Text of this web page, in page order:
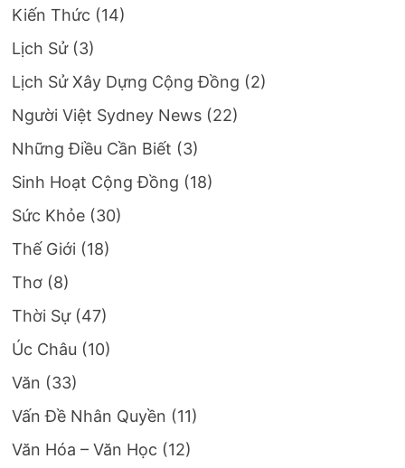
Kiến Thức (14)
Lịch Sử(3)
Lịch Sử Xây Dựng Cộng Đồng (2)
Người Việt Sydney News (22)
Những Điều Cần Biết (3)
Sinh Hoạt Cộng Đồng (18)
Sức Khỏe (30)
Thế Giới (18)
Thơ (8)
Thời Sự(47)
Úc Châu (10)
Văn (33)
Vấn Đề Nhân Quyền (11)
Văn Hóa – Văn Học (12)